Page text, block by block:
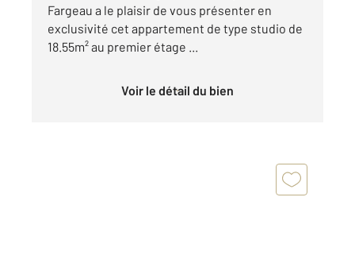
Fargeau a le plaisir de vous présenter en
exclusivité cet appartement de type studio de
18.55m² au premier étage ...
Voir le détail du bien